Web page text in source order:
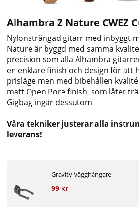
Alhambra Z Nature CWEZ
Nylonsträngad gitarr med inbyggt
Nature är byggd med samma
precision som alla Alhambra
en enklare finish och design för att
prisläge men med bibehållen
matt Open Pore finish, som låter
Gigbag ingår dessutom.
Våra tekniker justerar alla
leverans!
Gravity Vägghängare
99 kr